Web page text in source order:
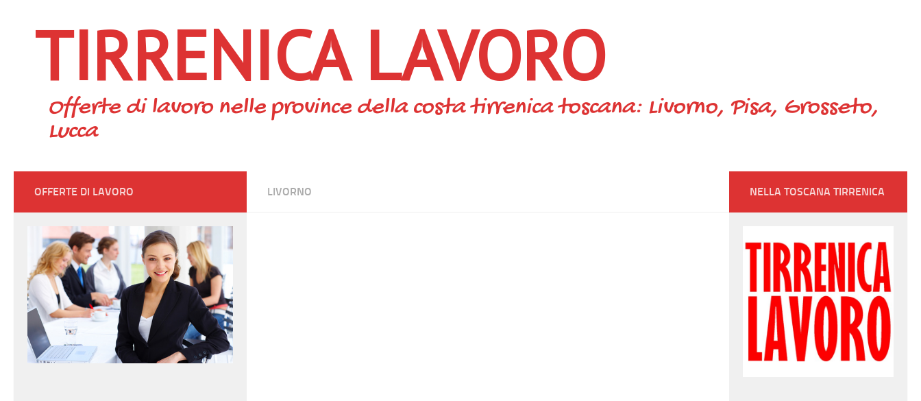
TIRRENICA LAVORO
Offerte di lavoro nelle province della costa tirrenica toscana: Livorno, Pisa, Grosseto,
Lucca
LIVORNO
OFFERTE DI LAVORO NELLA TOSCANA TIRRENICA